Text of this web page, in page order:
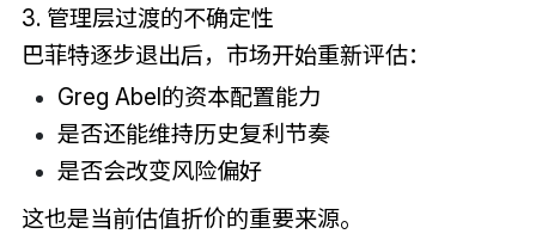
3. 管理层过渡的不确定性
巴菲特逐步退出后，市场开始重新评估：
Greg Abel的资本配置能力
是否还能维持历史复利节奏
是否会改变风险偏好
这也是当前估值折价的重要来源。